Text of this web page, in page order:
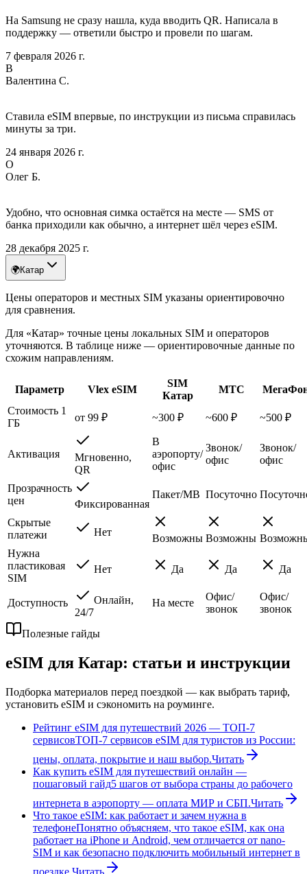
На Samsung не сразу нашла, куда вводить QR. Написала в
поддержку — ответили быстро и провели по шагам.
7 февраля 2026 г.
В
Валентина С.
Ставила eSIM впервые, по инструкции из письма справилась
минуты за три.
24 января 2026 г.
О
Олег Б.
Удобно, что основная симка остаётся на месте — SMS от
банка приходили как обычно, а интернет шёл через eSIM.
28 декабря 2025 г.
🌍Катар
Цены операторов и местных SIM указаны ориентировочно
для сравнения.
Для «Катар» точные цены локальных SIM и операторов
уточняются. В таблице ниже — ориентировочные данные по
схожим направлениям.
Параметр Vlex eSIM
SIM
Катар
МТС
Стоимость 1
ГБ
от 99 ₽ ~300 ₽ ~600 ₽ ~500 ₽
Активация
Мгновенно,
QR
В
аэропорту/
офис
Звонок/
офис
Звонок/
офис
Прозрачность
цен
Фиксированная
Пакет/MB Посуточно
Скрытые
платежи
Нет
Возможны Возможны
Нужна
пластиковая
SIM
Нет Да Да Да
Доступность
Онлайн,
24/7
На месте
Офис/
звонок
Офис/
звонок
Полезные гайды
eSIM для Катар: статьи и инструкции
Подборка материалов перед поездкой — как выбрать тариф,
установить eSIM и сэкономить на роуминге.
Рейтинг eSIM для путешествий 2026 — ТОП-7
сервисовТОП-7 сервисов eSIM для туристов из России:
цены, оплата, покрытие и наш выбор.Читать
Как купить eSIM для путешествий онлайн —
пошаговый гайд5 шагов от выбора страны до рабочего
интернета в аэропорту — оплата МИР и СБП.Читать
Что такое eSIM: как работает и зачем нужна в
телефонеПонятно объясняем, что такое eSIM, как она
работает на iPhone и Android, чем отличается от nano-
SIM и как безопасно подключить мобильный интернет в
поездке. Читать